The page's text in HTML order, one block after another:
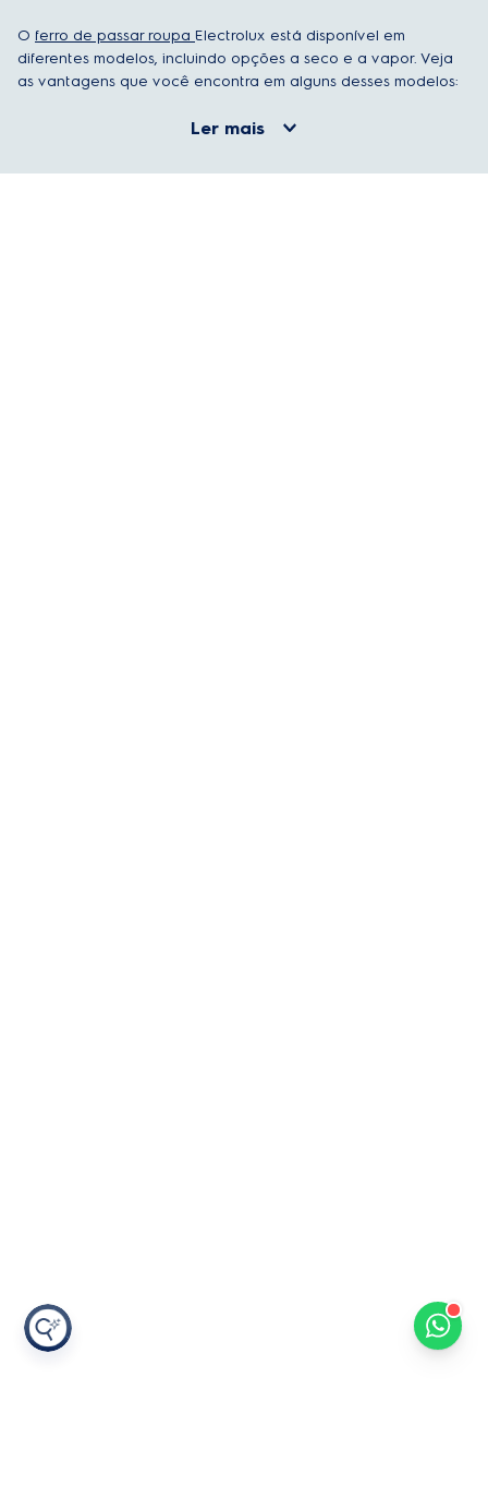
O ferro de passar roupa Electrolux está disponível em
diferentes modelos, incluindo opções a seco e a vapor. Veja
as vantagens que você encontra em alguns desses modelos:
Ler mais